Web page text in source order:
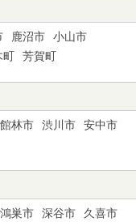
鹿沼市
小山市
町 芳賀町
館林市 渋川市
安中市
鴻巣市 深谷市 久喜市